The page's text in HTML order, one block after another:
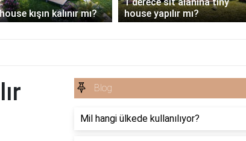
yapılır mı?
mu?
Blog
Mil hangi ülkede kullanılıyor?